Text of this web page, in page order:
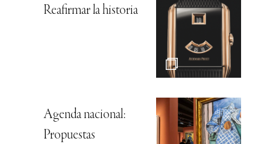
Reafirmar la historia
Agenda nacional:
Propuestas